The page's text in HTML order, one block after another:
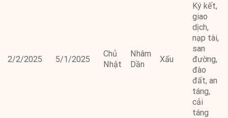
2/2/2025 5/1/2025
Chủ
Nhật
Nhâm
Dần
Xấu
Ký kết,
giao
dịch,
nạp tài,
san
đường,
đào
đất, an
táng,
cải
táng